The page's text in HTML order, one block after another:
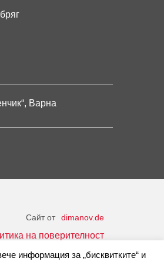
Варна
Сайт от dimanov.de
на поверителност
информация за „бисквитките“ и